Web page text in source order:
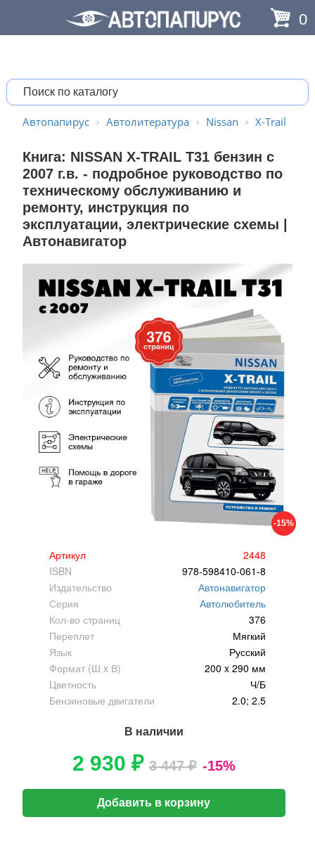
0
Автопапирус Автолитература Nissan X-Trail
Книга: NISSAN X-TRAIL T31 бензин с
2007 г.в. - подробное руководство по
техническому обслуживанию и
ремонту, инструкция по
эксплуатации, электрические схемы |
Автонавигатор
-15%
Артикул
2448
ISBN
978-598410-061-8
Издательство
Автонавигатор
Серия
Автолюбитель
Кол-во страниц
376
Переплет
Мягкий
Язык
Русский
Формат (Ш x В)
200 x 290 мм
Цветность
Ч/Б
Бензиновые двигатели
2.0; 2.5
В наличии
2 930 ₽ 3 447 ₽ -15%
Добавить в корзину